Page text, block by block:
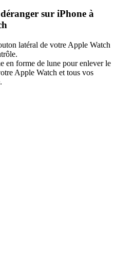
sur iPhone à
latéral de votre Apple Watch
en forme de lune pour enlever le
Apple Watch et tous vos